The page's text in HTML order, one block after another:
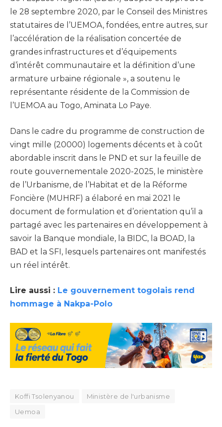
le 28 septembre 2020, par le Conseil des Ministres
statutaires de l’UEMOA, fondées, entre autres, sur
l’accélération de la réalisation concertée de
grandes infrastructures et d’équipements
d’intérêt communautaire et la définition d’une
armature urbaine régionale », a soutenu le
représentante résidente de la Commission de
l’UEMOA au Togo, Aminata Lo Paye.
Dans le cadre du programme de construction de
vingt mille (20000) logements décents et à coût
abordable inscrit dans le PND et sur la feuille de
route gouvernementale 2020-2025, le ministère
de l’Urbanisme, de l’Habitat et de la Réforme
Foncière (MUHRF) a élaboré en mai 2021 le
document de formulation et d’orientation qu’il a
partagé avec les partenaires en développement à
savoir la Banque mondiale, la BIDC, la BOAD, la
BAD et la SFI, lesquels partenaires ont manifestés
un réel intérêt.
Lire aussi : Le gouvernement togolais rend
hommage à Nakpa-Polo
Koffi Tsolenyanou
Ministère de l'urbanisme
Uemoa